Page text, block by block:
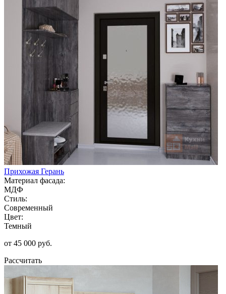
Прихожая Герань
Материал фасада:
МДФ
Стиль:
Современный
Цвет:
Темный
от 45 000 руб.
Рассчитать